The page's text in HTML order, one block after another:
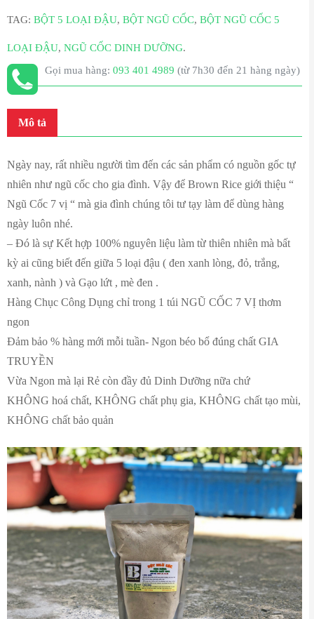
TAG: BỘT 5 LOẠI ĐẬU, BỘT NGŨ CỐC, BỘT NGŨ CỐC 5
LOẠI ĐẬU, NGŨ CỐC DINH DƯỠNG.
Gọi mua hàng: 093 401 4989 (từ 7h30 đến 21 hàng ngày)
Mô tả
Ngày nay, rất nhiều người tìm đến các sản phẩm có nguồn gốc tự
nhiên như ngũ cốc cho gia đình. Vậy để Brown Rice giới thiệu “
Ngũ Cốc 7 vị “ mà gia đình chúng tôi tư tạy làm để dùng hàng
ngày luôn nhé.
– Đó là sự Kết hợp 100% nguyên liệu làm từ thiên nhiên mà bất
kỳ ai cũng biết đến giữa 5 loại đậu ( đen xanh lòng, đỏ, trắng,
xanh, nành ) và Gạo lứt , mè đen .
Hàng Chục Công Dụng chỉ trong 1 túi NGŨ CỐC 7 VỊ thơm
ngon
Đảm bảo % hàng mới mỗi tuần- Ngon béo bổ đúng chất GIA
TRUYỀN
Vừa Ngon mà lại Rẻ còn đầy đủ Dinh Dưỡng nữa chứ
KHÔNG hoá chất, KHÔNG chất phụ gia, KHÔNG chất tạo mùi,
KHÔNG chất bảo quản